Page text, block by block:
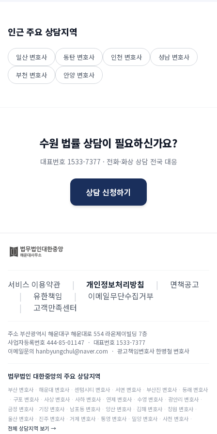
인근 주요 상담지역
일산변호사 동탄 변호사 인천 변호사 성남 변호사
부천 변호사 안양 변호사
수원 법률 상담이 필요하신가요?
대표번호 1533-7377 · 전화·화상 상담 전국 대응
상담 신청하기
서비스 이용약관 | 개인정보처리방침 |
면책공고
|
유한책임 |
이메일무단수집거부
|
고객만족센터
주소부산광역시 해운대구 해운대로 554 라온제이빌딩 7층
사업자등록번호 444-85-01147 · 대표번호 1533-7377
이메일문의 hanbyungchul@naver.com · 광고책임변호사한병철 변호사
법무법인 대한중앙의 주요 상담지역
부산 변호사 · 해운대 변호사 · 센텀시티 변호사 · 서면 변호사 · 부산진 변호사 · 동래 변호사
· 구포 변호사 · 사상 변호사 · 사하 변호사 · 연제 변호사 · 수영 변호사 · 광안리 변호사 ·
금정 변호사 · 기장 변호사 · 남포동 변호사 · 양산 변호사 · 김해 변호사 · 창원 변호사 ·
울산 변호사 · 진주 변호사 · 거제 변호사 · 통영 변호사 · 밀양 변호사 · 사천 변호사 ·
전체 상담지역 보기 →